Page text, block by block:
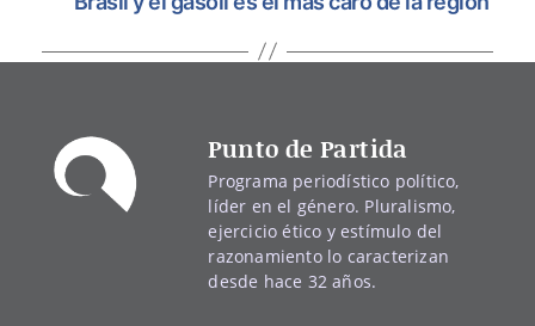
Punto de Partida
Programa periodístico político,
líder en el género. Pluralismo,
ejercicio ético y estímulo del
razonamiento lo caracterizan
desde hace 32 años.